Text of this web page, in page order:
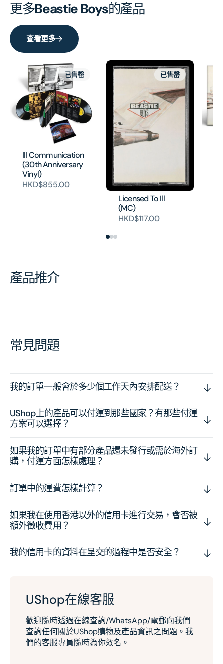
更多Beastie Boys的產品
查看更多
III Communication
(30th Anniversary
Vinyl)
HKD$855.00
已售罄
Licensed To Ill
(MC)
HKD$117.00
已售罄
產品推介
常見問題
我的訂單一般會於多少個工作天內安排配送？
UShop上的產品可以付運到那些國家？有那些付運
方案可以選擇？
如果我的訂單中有部分產品還未發行或需於海外訂
購，付運方面怎樣處理？
訂單中的運費怎樣計算？
如果我在使用香港以外的信用卡進行交易，會否被
額外徵收費用？
我的信用卡的資料在呈交的過程中是否安全？
UShop在線客服
歡迎隨時透過在線查詢/WhatsApp/電郵向我們
查詢任何關於UShop購物及產品資訊之問題。我
們的客服專員隨時為你效名。